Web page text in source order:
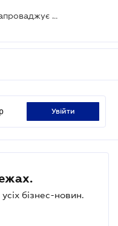
Які нові об’єкти оподаткування запроваджує Закон № 466
увійти
бізнес-новин.